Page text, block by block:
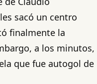
sacó un centro
finalmente la
a los minutos,
que fue autogol de